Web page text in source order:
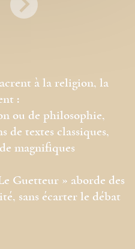
à la religion, la
:
ou de philosophie,
de textes classiques,
magnifiques
Guetteur » aborde des
sans écarter le débat